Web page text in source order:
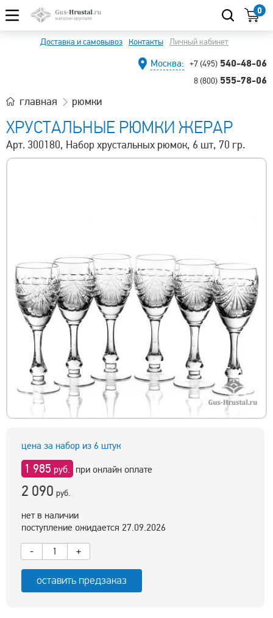
0
Доставка и самовывоз Контакты Личный кабинет
Москва: +7 (495) 540-48-06
8 (800) 555-78-06
главная рюмки
ХРУСТАЛЬНЫЕ РЮМКИ ЖЕРАР
Арт. 300180, Набор хрустальных рюмок, 6 шт, 70 гр.
цена за набор из 6 штук
1 985 руб. при онлайн оплате
2 090 руб.
нет в наличии
поступление ожидается 27.09.2026
-
+
оставить предзаказ